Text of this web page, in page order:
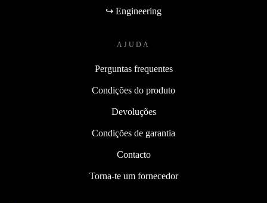
↪ Engineering
AJUDA
Perguntas frequentes
Condições do produto
Devoluções
Condições de garantia
Contacto
Torna-te um fornecedor